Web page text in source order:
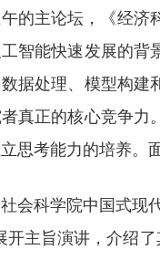
的主论坛，《经济
智能快速发展的背
据处理、模型构建
真正的核心竞争力
思考能力的培养。
会科学院中国式现
开主旨演讲，介绍